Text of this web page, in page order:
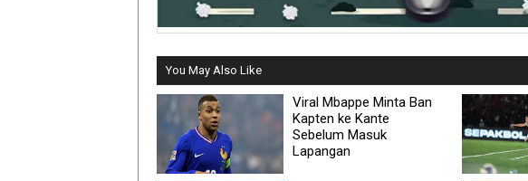
You May Also Like
Viral Mbappe Minta Ban
Kapten ke Kante
Sebelum Masuk
Lapangan